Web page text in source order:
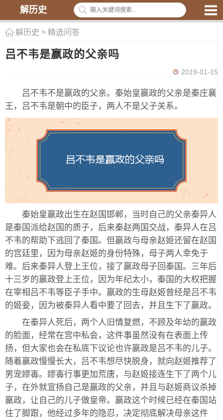
解历史
解历史 > 精选问答
吕不韦是嬴政的父亲吗
2019-01-15
吕不韦不是嬴政的父亲。秦始皇嬴政的父亲是秦庄襄
王，吕不韦是朝中的臣子，两人不是父子关系。
秦始皇嬴政出生在赵国邯郸，当时自己的父亲秦异人
是秦国派给赵国的质子，后来秦赵两国交战，秦异人在吕
不韦的帮助下逃回了秦国。但嬴政与母亲赵姬还留在赵国
的宫廷里，因为母亲赵姬的身份特殊，母子两人幸免于
难。后来秦异人登上王位，接了嬴政母子回秦国。三年后
十三岁的嬴政登上王位，因为年纪太小，秦国的大权把握
在宰相吕不韦等臣子手中。嬴政的生母赵姬曾经是吕不韦
的姬妾，因为被秦异人看中要了回去，并且生下了嬴政。
在秦异人死后，两个人旧情复燃，不顾及年幼的嬴政
的脸面，经常在宫中私会，这件事虽然没有在表面上传
扬，但大家也会在私底下议论也许嬴政是吕不韦的儿子。
随着嬴政慢慢长大，吕不韦想尽快脱身，就向赵姬推荐了
男宠嫪毐。嫪毐行事更加荒唐，与赵姬接连生下了两个儿
子，在外就宣扬自己是嬴政的父亲，并且与赵姬商议杀掉
嬴政，让自己的儿子做皇帝。嬴政这个时候已经在秦国站
住了脚跟，他经过多年的隐忍，决定彻底解决母亲这件